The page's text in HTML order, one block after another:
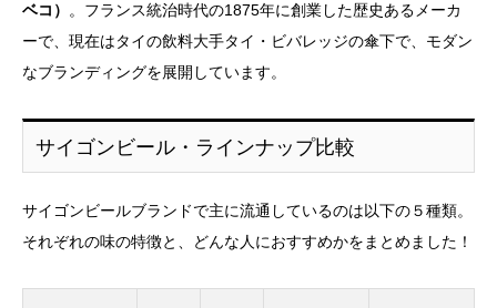
ベコ）
。フランス統治時代の1875年に創業した歴史あるメーカ
ーで、現在はタイの飲料大手タイ・ビバレッジの傘下で、モダン
なブランディングを展開しています。
サイゴンビール・ラインナップ比較
サイゴンビールブランドで主に流通しているのは以下の５種類。
それぞれの味の特徴と、どんな人におすすめかをまとめました！